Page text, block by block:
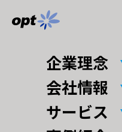
企業理念
会社情報
サービス